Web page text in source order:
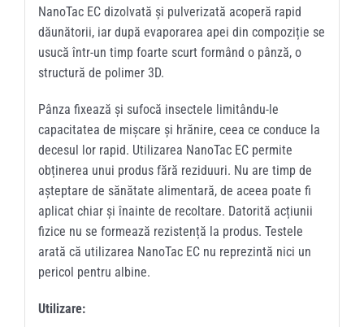
NanoTac EC dizolvată și pulverizată acoperă rapid
dăunătorii, iar după evaporarea apei din compoziție se
usucă într-un timp foarte scurt formând o pânză, o
structură de polimer 3D.
Pânza fixează și sufocă insectele limitându-le
capacitatea de mișcare și hrănire, ceea ce conduce la
decesul lor rapid. Utilizarea NanoTac EC permite
obținerea unui produs fără reziduuri. Nu are timp de
așteptare de sănătate alimentară, de aceea poate fi
aplicat chiar și înainte de recoltare. Datorită acțiunii
fizice nu se formează rezistență la produs. Testele
arată că utilizarea NanoTac EC nu reprezintă nici un
pericol pentru albine.
Utilizare: